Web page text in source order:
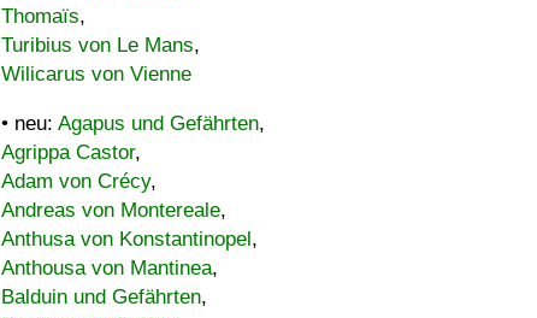
Thomaïs,
Turibius von Le Mans,
Wilicarus von Vienne
• neu: Agapus und Gefährten,
Agrippa Castor,
Adam von Crécy,
Andreas von Montereale,
Anthusa von Konstantinopel,
Anthousa von Mantinea,
Balduin und Gefährten,